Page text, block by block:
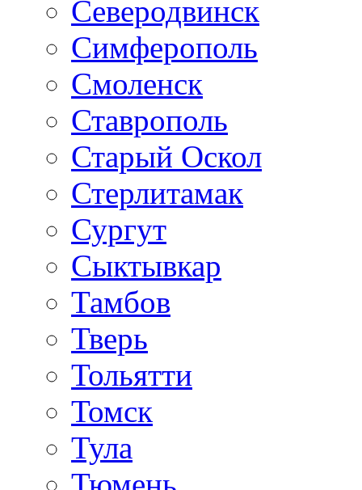
Северодвинск
Симферополь
Смоленск
Ставрополь
Старый Оскол
Стерлитамак
Сургут
Сыктывкар
Тамбов
Тверь
Тольятти
Томск
Тула